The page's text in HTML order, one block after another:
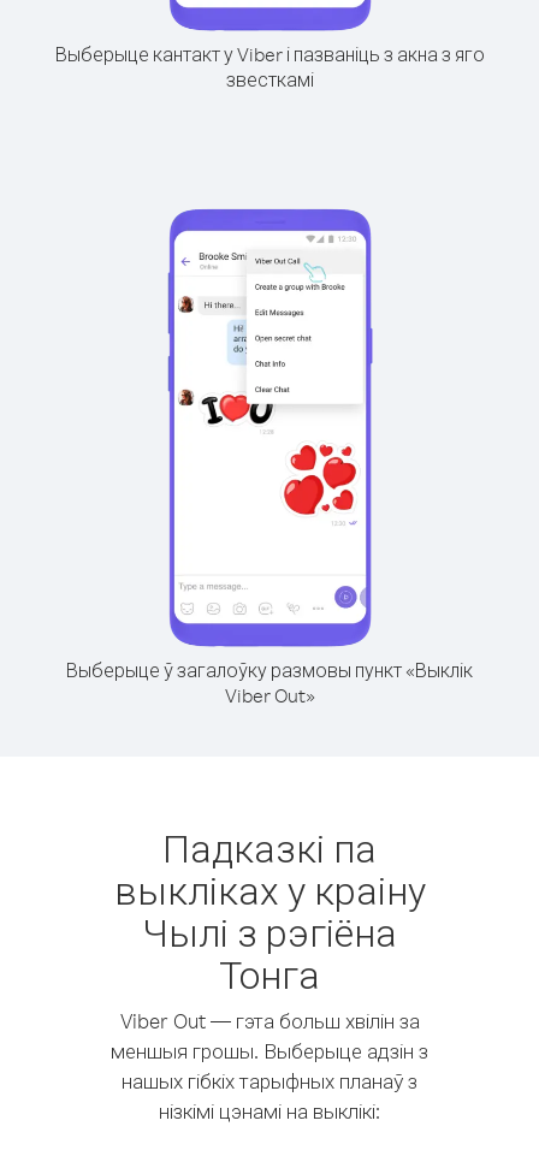
Выберыце кантакт у Viber і пазваніць з акна з яго
звесткамі
Выберыце ў загалоўку размовы пункт «Выклік
Viber Out»
Падказкі па
выкліках у краіну
Чылі з рэгіёна
Тонга
Viber Out — гэта больш хвілін за
меншыя грошы. Выберыце адзін з
нашых гібкіх тарыфных планаў з
нізкімі цэнамі на выклікі: